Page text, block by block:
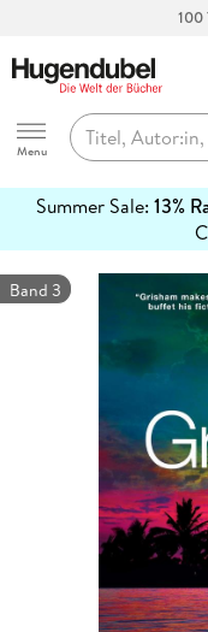
Hugendubel
Menu
Summer Sale: 13%
erfahren
Band 3